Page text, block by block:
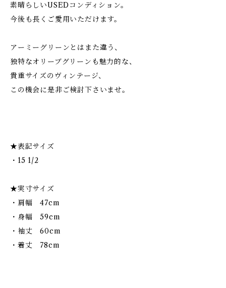
素晴らしいUSEDコンディション。
今後も長くご愛用いただけます。
アーミーグリーンとはまた違う、
独特なオリーブグリーンも魅力的な、
貴重サイズのヴィンテージ、
この機会に是非ご検討下さいませ。
★表記サイズ
・15 1/2
★実寸サイズ
・肩幅 47cm
・身幅 59cm
・袖丈 60cm
・着丈 78cm